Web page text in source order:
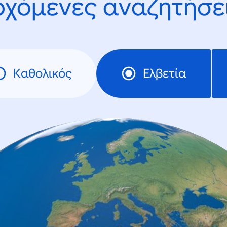
Καθολικός Ελβετία